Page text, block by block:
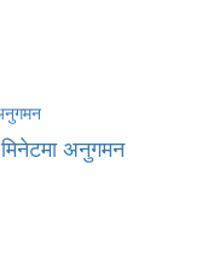
अनुगमन